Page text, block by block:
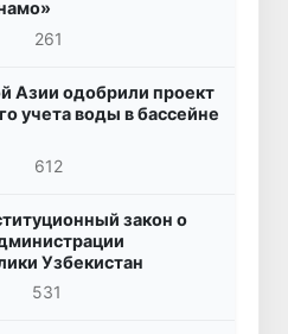
261
Азии одобрили проект
учета воды в бассейне
612
закон о
Узбекистан
531